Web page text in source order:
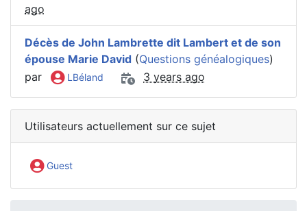
ago
Décès de John Lambrette dit Lambert et de son
épouse Marie David (Questions généalogiques)
par
LBéland 3 years ago
Utilisateurs actuellement sur ce sujet
Guest